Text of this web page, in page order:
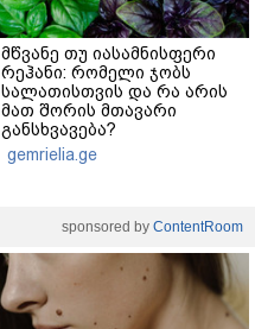
მწვანე თუ იასამნისფერი
რეჰანი: რომელი ჯობს
სალათისთვის და რა არის
მათ შორის მთავარი
განსხვავება?
gemrielia.ge
sponsored by ContentRoom